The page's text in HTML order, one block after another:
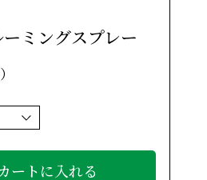
ミングスプレー
ートに入れる